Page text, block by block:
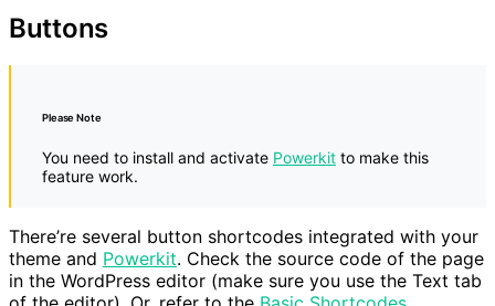
Buttons
Please Note
You need to install and activate Powerkit to make this
feature work.
There’re several button shortcodes integrated with your
theme and Powerkit. Check the source code of the page
in the WordPress editor (make sure you use the Text tab